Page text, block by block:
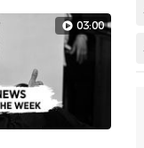
03:00